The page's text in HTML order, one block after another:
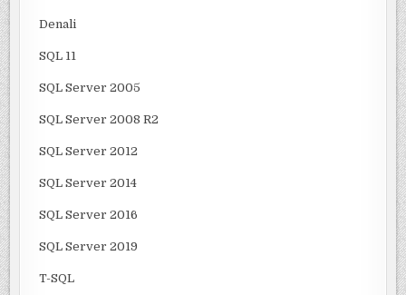
Denali
SQL 11
SQL Server 2005
SQL Server 2008 R2
SQL Server 2012
SQL Server 2014
SQL Server 2016
SQL Server 2019
T-SQL